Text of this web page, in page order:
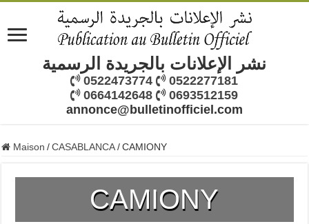
نشر الإعلانات بالجريدة الرسمية
0522473774
0522277181
0664142648
0693512159
annonce@bulletinofficiel.com
Maison / CASABLANCA / CAMIONY
CAMIONY